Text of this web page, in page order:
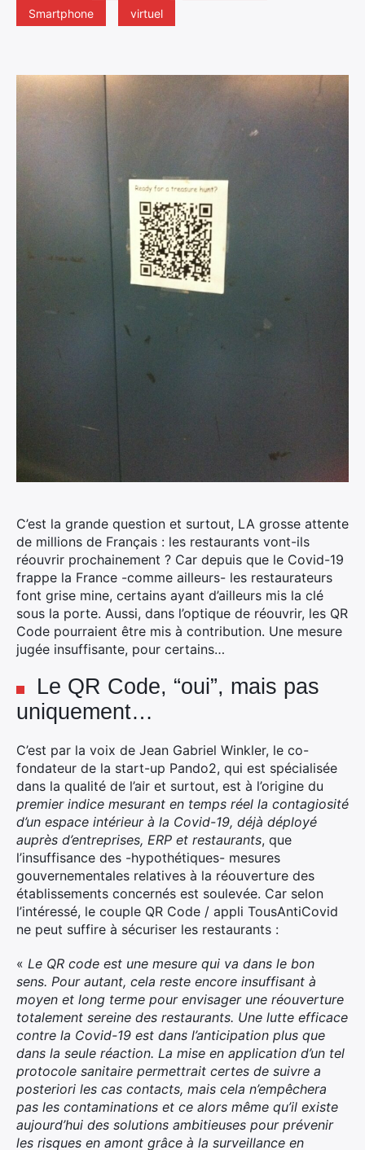
Smartphone
virtuel
C’est la grande question et surtout, LA grosse attente
de millions de Français : les restaurants vont-ils
réouvrir prochainement ? Car depuis que le Covid-19
frappe la France -comme ailleurs- les restaurateurs
font grise mine, certains ayant d’ailleurs mis la clé
sous la porte. Aussi, dans l’optique de réouvrir, les QR
Code pourraient être mis à contribution. Une mesure
jugée insuffisante, pour certains…
Le QR Code, “oui”, mais pas
uniquement…
C’est par la voix de Jean Gabriel Winkler, le co-
fondateur de la start-up Pando2, qui est spécialisée
dans la qualité de l’air et surtout, est à l’origine du
premier indice mesurant en temps réel la contagiosité
d’un espace intérieur à la Covid-19, déjà déployé
auprès d’entreprises, ERP et restaurants, que
l’insuffisance des -hypothétiques- mesures
gouvernementales relatives à la réouverture des
établissements concernés est soulevée. Car selon
l’intéressé, le couple QR Code / appli TousAntiCovid
ne peut suffire à sécuriser les restaurants :
« Le QR code est une mesure qui va dans le bon
sens. Pour autant, cela reste encore insuffisant à
moyen et long terme pour envisager une réouverture
totalement sereine des restaurants. Une lutte efficace
contre la Covid-19 est dans l’anticipation plus que
dans la seule réaction. La mise en application d’un tel
protocole sanitaire permettrait certes de suivre a
posteriori les cas contacts, mais cela n’empêchera
pas les contaminations et ce alors même qu’il existe
aujourd’hui des solutions ambitieuses pour prévenir
les risques en amont grâce à la surveillance en